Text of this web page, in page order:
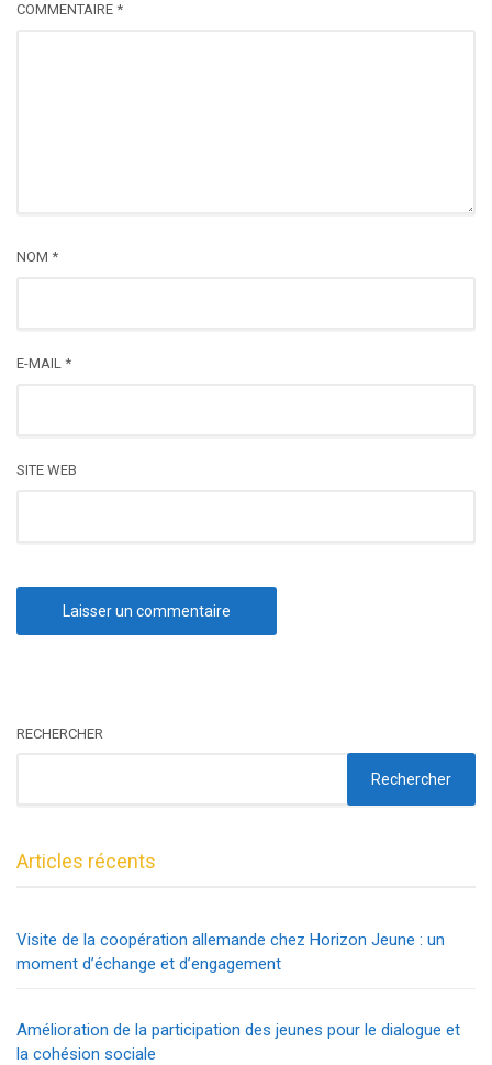
COMMENTAIRE *
NOM *
E-MAIL *
SITE WEB
RECHERCHER
Rechercher
Articles récents
Visite de la coopération allemande chez Horizon Jeune : un
moment d’échange et d’engagement
Amélioration de la participation des jeunes pour le dialogue et
la cohésion sociale